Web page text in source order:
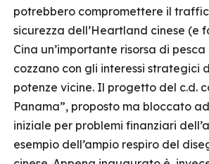
potrebbero compromettere il
sicurezza dell’Heartland cinese (e
Cina un’importante risorsa di
cozzano con gli interessi strategici
potenze vicine. Il progetto del c.d.
Panama”, proposto ma bloccato
iniziale per problemi finanziari
esempio dell’ampio respiro del